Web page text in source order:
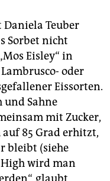
Teuber
Sorbet nicht
Eisley“ in
oder
Eissorten.
und Sahne
mit Zucker,
85 Grad erhitzt,
bleibt (siehe
wird man